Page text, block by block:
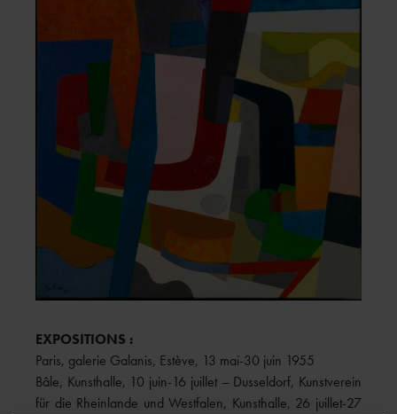
EXPOSITIONS :
Paris, galerie Galanis, Estève, 13 mai-30 juin 1955
Bâle, Kunsthalle, 10 juin-16 juillet – Dusseldorf, Kunstverein
für die Rheinlande und Westfalen, Kunsthalle, 26 juillet-27